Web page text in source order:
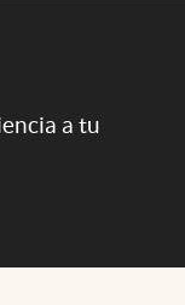
a tu